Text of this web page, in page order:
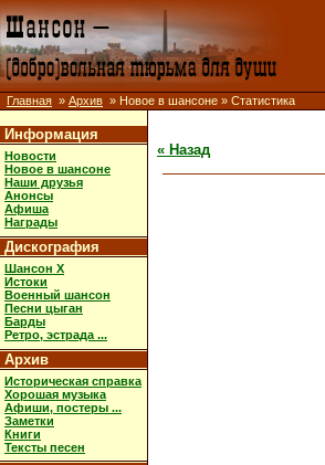
Главная » Архив » Новое в шансоне » Статистика
Информация
Новости
Новое в шансоне
Наши друзья
Анонсы
Афиша
Награды
Дискография
Шансон X
Истоки
Военный шансон
Песни цыган
Барды
Ретро, эстрада ...
Архив
Историческая справка
Хорошая музыка
Афиши, постеры ...
Заметки
Книги
Тексты песен
« Назад